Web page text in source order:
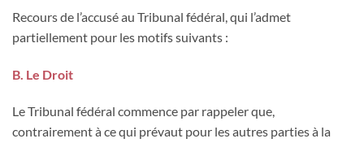
Recours de l’accusé au Tribunal fédéral, qui l’admet
partiellement pour les motifs suivants :
B. Le Droit
Le Tribunal fédéral commence par rappeler que,
contrairement à ce qui prévaut pour les autres parties à la